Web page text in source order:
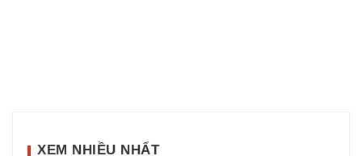
XEM NHIỀU NHẤT